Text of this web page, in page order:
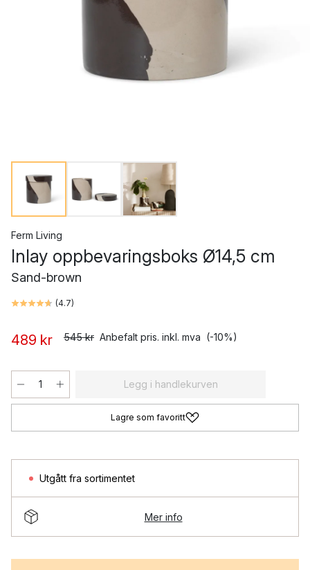
Ferm Living
Inlay oppbevaringsboks Ø14,5 cm
Sand-brown
(4.7)
489 kr 545 kr Anbefalt pris. inkl. mva (-10%)
Legg i handlekurven
Lagre som favoritt
Utgått fra sortimentet
Mer info